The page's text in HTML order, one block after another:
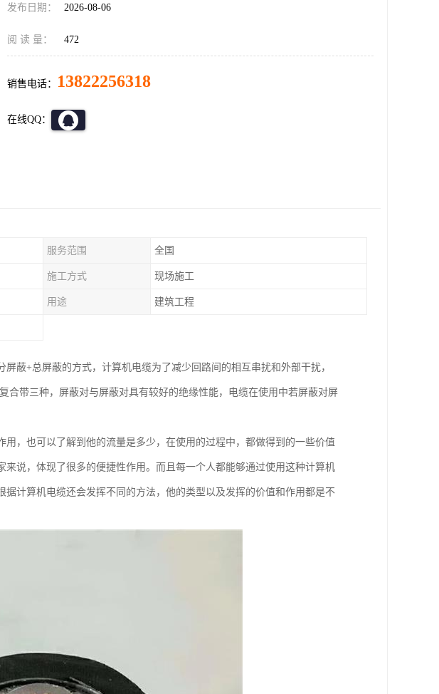
发布日期： 2026-08-06
阅 读 量： 472
销售电话： 13822256318
在线QQ：
服务范围 全国
施工方式 现场施工
用途 建筑工程
蔽+总屏蔽的方式，计算机电缆为了减少回路间的相互串扰和外部干扰，
合带三种，屏蔽对与屏蔽对具有较好的绝缘性能，电缆在使用中若屏蔽对屏
，也可以了解到他的流量是多少，在使用的过程中，都做得到的一些价值
说，体现了很多的便捷性作用。而且每一个人都能够通过使用这种计算机
计算机电缆还会发挥不同的方法，他的类型以及发挥的价值和作用都是不